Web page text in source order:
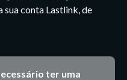
sua conta Lastlink, de
ter uma